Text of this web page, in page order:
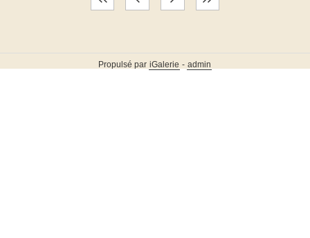
Propulsé par iGalerie - admin